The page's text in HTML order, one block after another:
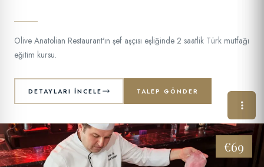
Olive Anatolian Restaurant'ın şef aşçısı eşliğinde 2 saatlik Türk mutfağı
eğitim kursu.
DETAYLARI İNCELE TALEP GÖNDER
€69